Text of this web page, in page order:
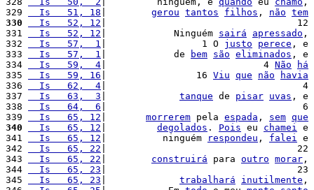
329
  Is   51, 18
gerou tantos filhos , não tem
330
  Is   52, 12
|                                  12
331
  Is   52, 12
|            Ninguém sairá apressado ,
332
  Is   57,  1
|                 1 O justo perece , e
333
  Is   57,  1
|            de bem são eliminados , e
334
  Is   59,  4
|                            4 Não
há
335
  Is   59, 16
|                16 Viu que não
havia
336
  Is   62,  4
|                                   4
337
  Is   63,  3
tanque de pisar uvas , e
338
  Is   64,  6
|                                   6
339
  Is   65, 12
morrerem pela espada , sem que
340
  Is   65, 12
degolados . Pois eu chamei e
341
  Is   65, 12
|          ninguém respondeu , falei e
342
  Is   65, 22
|                                  22
343
  Is   65, 22
construirá para outro morar ,
344
  Is   65, 23
|                                  23
345
  Is   65, 23
trabalhará inutilmente ,